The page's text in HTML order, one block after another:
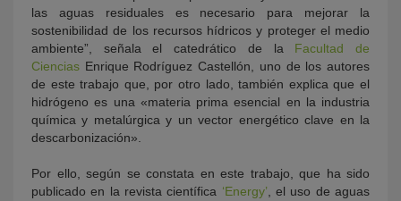
las aguas residuales es necesario para mejorar la
sostenibilidad de los recursos hídricos y proteger el medio
ambiente”, señala el catedrático de la Facultad de
Ciencias Enrique Rodríguez Castellón, uno de los autores
de este trabajo que, por otro lado, también explica que el
hidrógeno es una «materia prima esencial en la industria
química y metalúrgica y un vector energético clave en la
descarbonización».
Por ello, según se constata en este trabajo, que ha sido
publicado en la revista científica ‘Energy’, el uso de aguas